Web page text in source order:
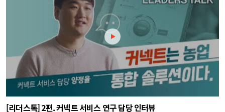
[리더스톡] 2편. 커넥트 서비스 연구 담당 인터뷰